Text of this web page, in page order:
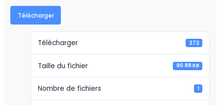
Télécharger
Télécharger 272
Taille du fichier 90.88 KB
Nombre de fichiers 1